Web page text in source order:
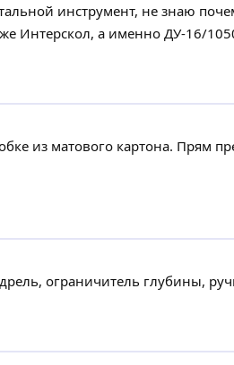
инструмент, не знаю
Интерскол, а именно ДУ-16/
из матового картона. Прям
ограничитель глубины,